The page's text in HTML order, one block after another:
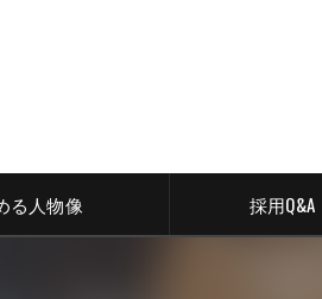
る人物像 採用Q&A